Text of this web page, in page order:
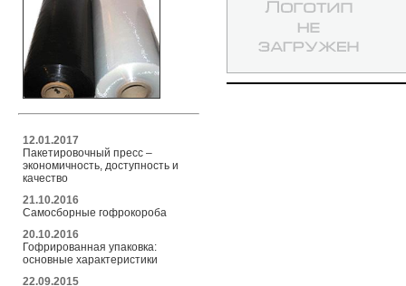
12.01.2017
Пакетировочный пресс –
экономичность, доступность и
качество
21.10.2016
Самосборные гофрокороба
20.10.2016
Гофрированная упаковка:
основные характеристики
22.09.2015